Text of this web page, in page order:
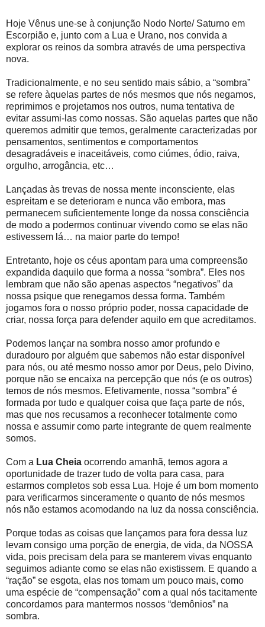
Hoje Vênus une-se à conjunção Nodo Norte/ Saturno em
Escorpião e, junto com a Lua e Urano, nos convida a
explorar os reinos da sombra através de uma perspectiva
nova.
Tradicionalmente, e no seu sentido mais sábio, a “sombra”
se refere àquelas partes de nós mesmos que nós negamos,
reprimimos e projetamos nos outros, numa tentativa de
evitar assumi-las como nossas. São aquelas partes que não
queremos admitir que temos, geralmente caracterizadas por
pensamentos, sentimentos e comportamentos
desagradáveis e inaceitáveis, como ciúmes, ódio, raiva,
orgulho, arrogância, etc…
Lançadas às trevas de nossa mente inconsciente, elas
espreitam e se deterioram e nunca vão embora, mas
permanecem suficientemente longe da nossa consciência
de modo a podermos continuar vivendo como se elas não
estivessem lá… na maior parte do tempo!
Entretanto, hoje os céus apontam para uma compreensão
expandida daquilo que forma a nossa “sombra”. Eles nos
lembram que não são apenas aspectos “negativos” da
nossa psique que renegamos dessa forma. Também
jogamos fora o nosso próprio poder, nossa capacidade de
criar, nossa força para defender aquilo em que acreditamos.
Podemos lançar na sombra nosso amor profundo e
duradouro por alguém que sabemos não estar disponível
para nós, ou até mesmo nosso amor por Deus, pelo Divino,
porque não se encaixa na percepção que nós (e os outros)
temos de nós mesmos. Efetivamente, nossa “sombra” é
formada por tudo e qualquer coisa que faça parte de nós,
mas que nos recusamos a reconhecer totalmente como
nossa e assumir como parte integrante de quem realmente
somos.
Com a Lua Cheia ocorrendo amanhã, temos agora a
oportunidade de trazer tudo de volta para casa, para
estarmos completos sob essa Lua. Hoje é um bom momento
para verificarmos sinceramente o quanto de nós mesmos
nós não estamos acomodando na luz da nossa consciência.
Porque todas as coisas que lançamos para fora dessa luz
levam consigo uma porção de energia, de vida, da NOSSA
vida, pois precisam dela para se manterem vivas enquanto
seguimos adiante como se elas não existissem. E quando a
“ração” se esgota, elas nos tomam um pouco mais, como
uma espécie de “compensação” com a qual nós tacitamente
concordamos para mantermos nossos “demônios” na
sombra.